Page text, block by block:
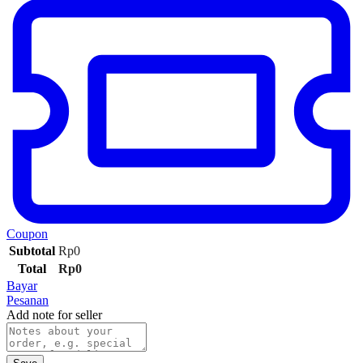
Coupon
Subtotal Rp0
Total
Rp0
Bayar
Pesanan
Add note for seller